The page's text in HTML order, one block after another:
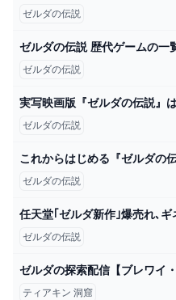
ゼルダの伝説
ゼルダの伝説 歴代ゲームの一
ゼルダの伝説
ゼルダの伝説
ゼルダの伝説
ゼルダの伝説
ティアキン 洞窟